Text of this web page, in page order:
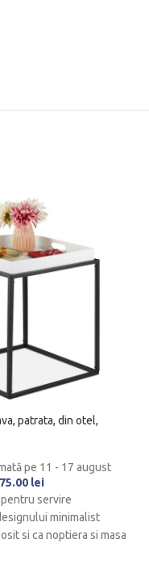
patrata, din otel,
pe 11 - 17 august
lei
servire
minimalist
si ca noptiera si masa